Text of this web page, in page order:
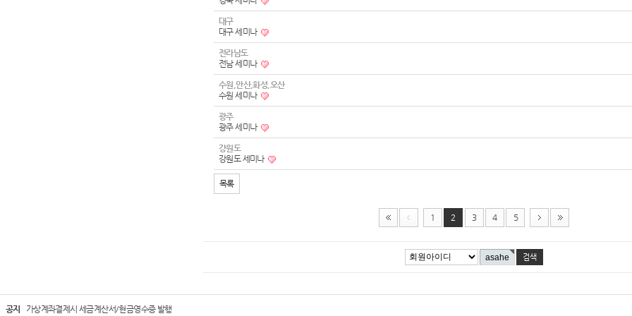
대구
대구 세미나
전라남도
전남 세미나
수원,안산,화성,오산
수원 세미나
광주
광주 세미나
강원도
강원도 세미나
목록
1 2 3 4 5
공지 가상계좌결제시 세금계산서/현금영수증 발행